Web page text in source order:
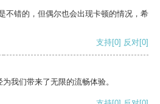
不错的，但偶尔也会出现卡顿的情况，希
支持[0] 反对[0]
我们带来了无限的流畅体验。